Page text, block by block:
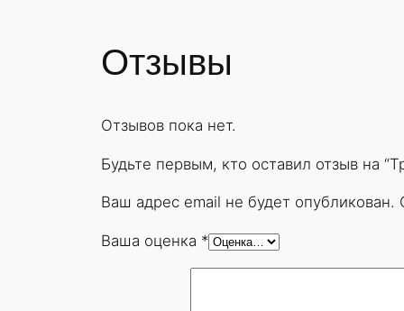
Отзывы
Отзывов пока нет.
Будьте первым, кто оставил отзыв на
Ваш адрес email не будет опубликован.
Ваша оценка *